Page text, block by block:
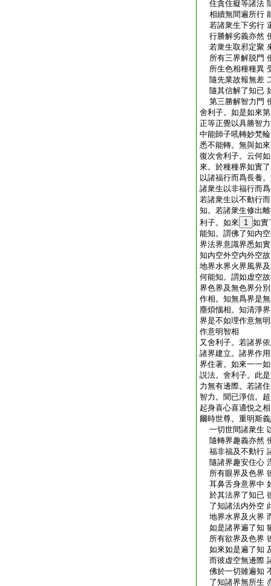
住貪住癡等諸法
相續無間遍所行
若諸衆生下劣行
行勝解劣義亦然
若衆生取邪定聚
所有三界解脱門
所生色相種種異
隨先業故報無差
隨其信解了知已
第三勝解智力門
舍利子。如是如來
正等正覺以具勝智
中能師子吼轉妙梵
悉不能轉。無與如
復次舍利子。云何
來。於種種界如實
以諸福行而爲長養
諸衆生以非福行而
若諸衆生以不動行
知。若諸衆生修出
利子。如來
1 如實
能知。謂佛了知内
界法界意識界悉如
知内空外空内外空
地界水界火界風界
何能知。謂如虚空
界色界及無色界分
作相。知無爲界是
塵煩惱相。知清淨
界是不如理作意無
作意明智相
又舍利子。若諸界
諸界建立。諸界作
界住著。如來一一
説法。舍利子。此
力無有邊際。若諸
智力。聞已淨信。
起身喜心喜適悦之
爾時世尊。重明斯
一切世間諸衆生
隨轉界趣義亦然
福非福及不動行
隨諸界趣安住心
所有眼界及色界
耳鼻舌身意界中
於其法界了知已
了知諸法内外空
地界水界及火界
如是諸界遍了知
所有欲界及色界
如來如是遍了知
而彼虚空無邊際
佛於一切雖遍知
了知諸界無所生